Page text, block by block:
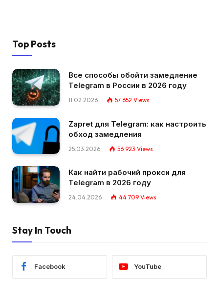
Top Posts
Все способы обойти замедление
Telegram в России в 2026 году
11.02.2026 57 652 Views
Zapret для Telegram: как настроить
обход замедления
25.03.2026 56 923 Views
Как найти рабочий прокси для
Telegram в 2026 году
24.04.2026 44 709 Views
Stay In Touch
Facebook YouTube